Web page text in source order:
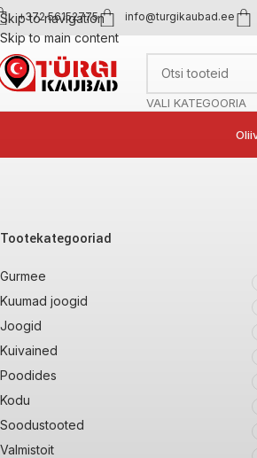
Skip to navigation
Skip to main content
+372 56152775 info@turgikaubad.ee
VALI KATEGOORIA
Tootekategooriad
Gurmee
Kuumad joogid
Joogid
Kuivained
Poodides
Kodu
Soodustooted
Valmistoit